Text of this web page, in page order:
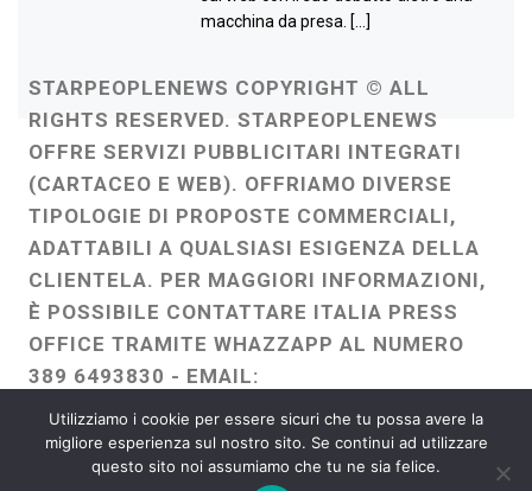
macchina da presa. […]
STARPEOPLENEWS COPYRIGHT © ALL
RIGHTS RESERVED. STARPEOPLENEWS
OFFRE SERVIZI PUBBLICITARI INTEGRATI
(CARTACEO E WEB). OFFRIAMO DIVERSE
TIPOLOGIE DI PROPOSTE COMMERCIALI,
ADATTABILI A QUALSIASI ESIGENZA DELLA
CLIENTELA. PER MAGGIORI INFORMAZIONI,
È POSSIBILE CONTATTARE ITALIA PRESS
OFFICE TRAMITE WHAZZAPP AL NUMERO
389 6493830 - EMAIL:
ITALIAPRESSOFFICE@GMAIL.COM
WEBMASTER :FRANCESCO GENTILE
FREELANCE
Utilizziamo i cookie per essere sicuri che tu possa avere la
migliore esperienza sul nostro sito. Se continui ad utilizzare
questo sito noi assumiamo che tu ne sia felice.